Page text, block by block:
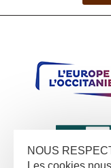
NOUS
Les cookies